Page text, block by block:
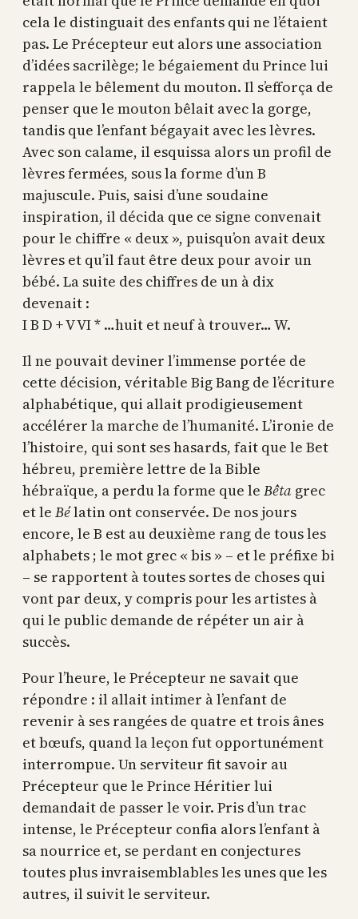
cela le distinguait des enfants qui ne l’étaient
pas. Le Précepteur eut alors une association
d’idées sacrilège; le bégaiement du Prince lui
rappela le bêlement du mouton. Il s’efforça de
penser que le mouton bêlait avec la gorge,
tandis que l’enfant bégayait avec les lèvres.
Avec son calame, il esquissa alors un profil de
lèvres fermées, sous la forme d’un B
majuscule. Puis, saisi d’une soudaine
inspiration, il décida que ce signe convenait
pour le chiffre « deux », puisqu’on avait deux
lèvres et qu’il faut être deux pour avoir un
bébé. La suite des chiffres de un à dix
devenait :
I B D + V VI * …huit et neuf à trouver… W.
Il ne pouvait deviner l’immense portée de
cette décision, véritable Big Bang de l’écriture
alphabétique, qui allait prodigieusement
accélérer la marche de l’humanité. L’ironie de
l’histoire, qui sont ses hasards, fait que le Bet
hébreu, première lettre de la Bible
hébraïque, a perdu la forme que le Bêta grec
et le Bélatin ont conservée. De nos jours
encore, le B est au deuxième rang de tous les
alphabets ; le mot grec « bis » – et le préfixe bi
– se rapportent à toutes sortes de choses qui
vont par deux, y compris pour les artistes à
qui le public demande de répéter un air à
succès.
Pour l’heure, le Précepteur ne savait que
répondre : il allait intimer à l’enfant de
revenir à ses rangées de quatre et trois ânes
et bœufs, quand la leçon fut opportunément
interrompue. Un serviteur fit savoir au
Précepteur que le Prince Héritier lui
demandait de passer le voir. Pris d’un trac
intense, le Précepteur confia alors l’enfant à
sa nourrice et, se perdant en conjectures
toutes plus invraisemblables les unes que les
autres, il suivit le serviteur.